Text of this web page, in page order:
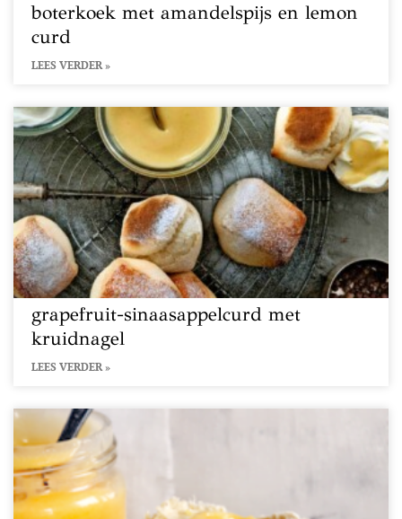
boterkoek met amandelspijs en lemon
curd
LEES VERDER »
grapefruit-sinaasappelcurd met
kruidnagel
LEES VERDER »